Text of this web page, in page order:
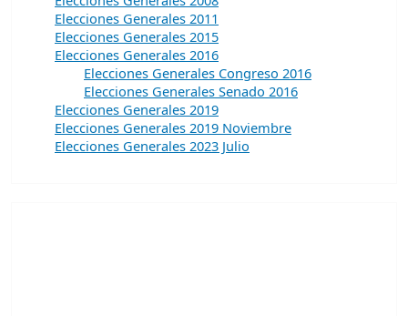
Elecciones Generales 2011
Elecciones Generales 2015
Elecciones Generales 2016
Elecciones Generales Congreso 2016
Elecciones Generales Senado 2016
Elecciones Generales 2019
Elecciones Generales 2019 Noviembre
Elecciones Generales 2023 Julio